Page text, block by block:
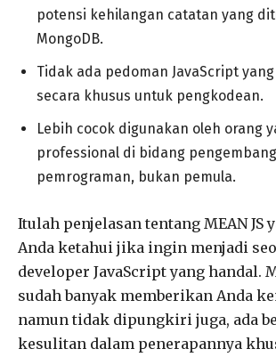
potensi kehilangan catatan yang
MongoDB.
Tidak ada pedoman JavaScript
secara khusus untuk pengkodean.
Lebih cocok digunakan oleh orang
professional di bidang
pemrograman, bukan pemula.
Itulah penjelasan tentang MEAN JS
Anda ketahui jika ingin menjadi
developer JavaScript yang handal.
sudah banyak memberikan Anda
namun tidak dipungkiri juga, ada
kesulitan dalam penerapannya